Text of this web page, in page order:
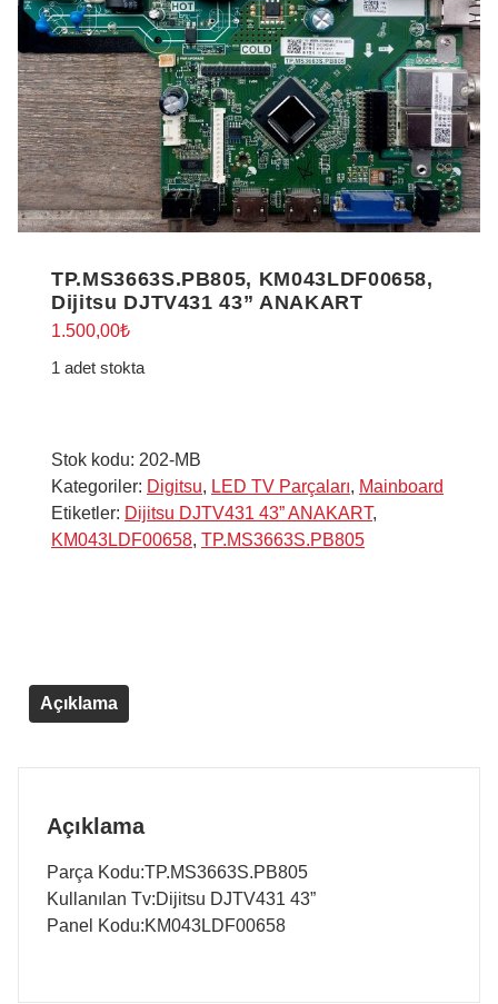
TP.MS3663S.PB805, KM043LDF00658,
Dijitsu DJTV431 43” ANAKART
1.500,00₺
1 adet stokta
Stok kodu: 202-MB
Kategoriler: Digitsu, LED TV Parçaları, Mainboard
Etiketler: Dijitsu DJTV431 43” ANAKART,
KM043LDF00658, TP.MS3663S.PB805
Açıklama
Açıklama
Parça Kodu:TP.MS3663S.PB805
Kullanılan Tv:Dijitsu DJTV431 43”
Panel Kodu:KM043LDF00658